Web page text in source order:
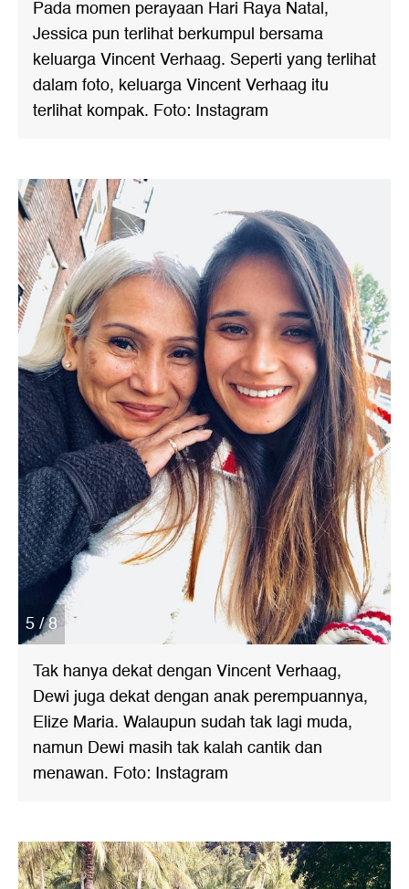
Pada momen perayaan Hari Raya Natal,
Jessica pun terlihat berkumpul bersama
keluarga Vincent Verhaag. Seperti yang terlihat
dalam foto, keluarga Vincent Verhaag itu
terlihat kompak. Foto: Instagram
5 / 8
Tak hanya dekat dengan Vincent Verhaag,
Dewi juga dekat dengan anak perempuannya,
Elize Maria. Walaupun sudah tak lagi muda,
namun Dewi masih tak kalah cantik dan
menawan. Foto: Instagram